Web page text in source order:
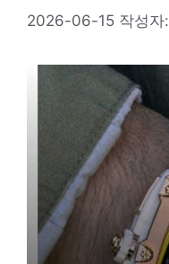
2026-06-15 작성자: